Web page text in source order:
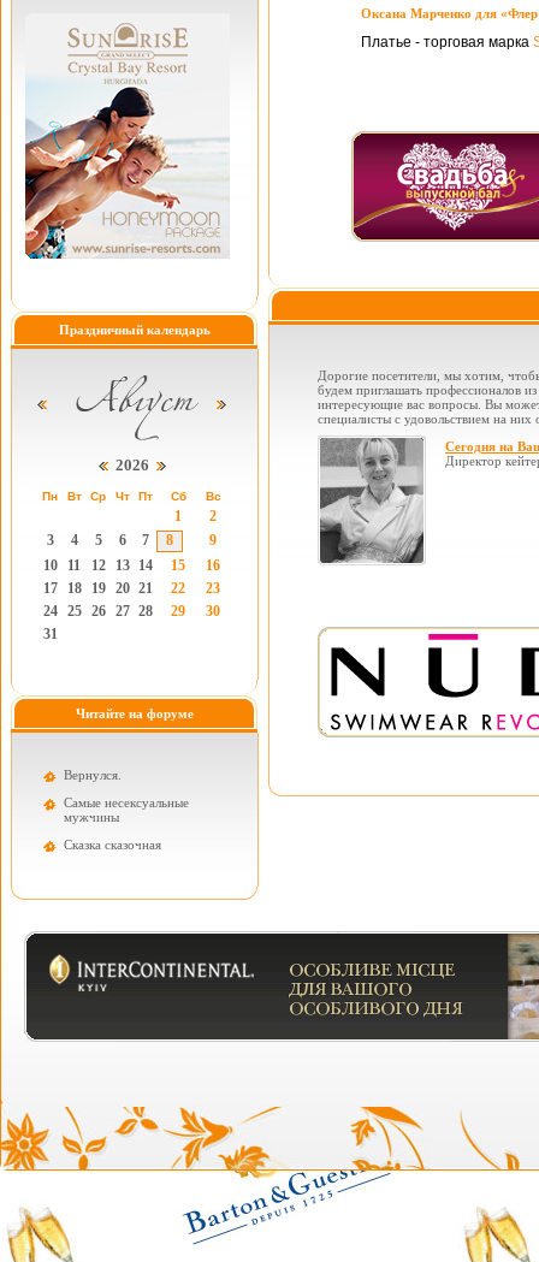
Праздничный календарь
2026
Пн Вт Ср Чт Пт Сб Вс
1
2
3
4 5 6 7 8
9
10
11 12 13 14 15
16
17
18 19 20 21 22
23
24
25 26 27 28 29
30
31
Читайте на форуме
Вернулся.
Самые несексуальные
мужчины
Cказка сказочная
Оксана Марченко для
Платье - торговая марка
Дорогие посетители, мы хотим,
будем приглашать профессионалов
интересующие вас вопросы. Вы
специалисты с удовольствием на них
Сегодня на
Директор